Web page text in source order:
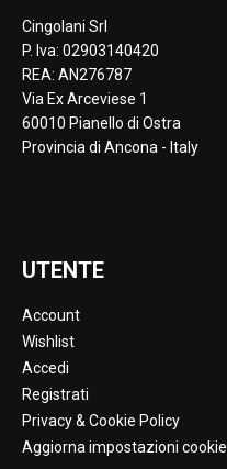
Cingolani Srl
P. Iva: 02903140420
REA: AN276787
Via Ex Arceviese 1
60010 Pianello di Ostra
Provincia di Ancona - Italy
UTENTE
Account
Wishlist
Accedi
Registrati
Privacy & Cookie Policy
Aggiorna impostazioni cookie